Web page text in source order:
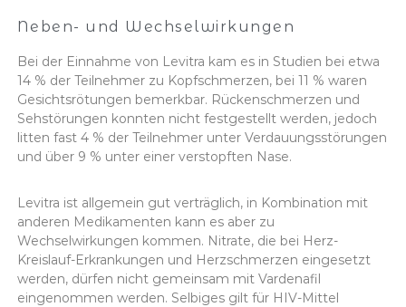
Neben- und Wechselwirkungen
Bei der Einnahme von Levitra kam es in Studien bei etwa
14 % der Teilnehmer zu Kopfschmerzen, bei 11 % waren
Gesichtsrötungen bemerkbar. Rückenschmerzen und
Sehstörungen konnten nicht festgestellt werden, jedoch
litten fast 4 % der Teilnehmer unter Verdauungsstörungen
und über 9 % unter einer verstopften Nase.
Levitra ist allgemein gut verträglich, in Kombination mit
anderen Medikamenten kann es aber zu
Wechselwirkungen kommen. Nitrate, die bei Herz-
Kreislauf-Erkrankungen und Herzschmerzen eingesetzt
werden, dürfen nicht gemeinsam mit Vardenafil
eingenommen werden. Selbiges gilt für HIV-Mittel